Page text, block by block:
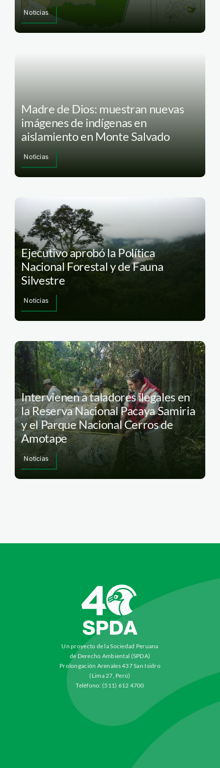
Noticias
Madre de Dios: muestran nuevas
imágenes de indígenas en
aislamiento en Monte Salvado
Noticias
Ejecutivo aprobó la Política
Nacional Forestal y de Fauna
Silvestre
Noticias
Intervienen a taladores ilegales en
la Reserva Nacional Pacaya Samiria
y el Parque Nacional Cerros de
Amotape
Noticias
Un proyecto de la Sociedad Peruana
de Derecho Ambiental (SPDA)
Prolongación Arenales 437 San Isidro
(Lima 27, Perú)
Teléfono: (511) 612 4700